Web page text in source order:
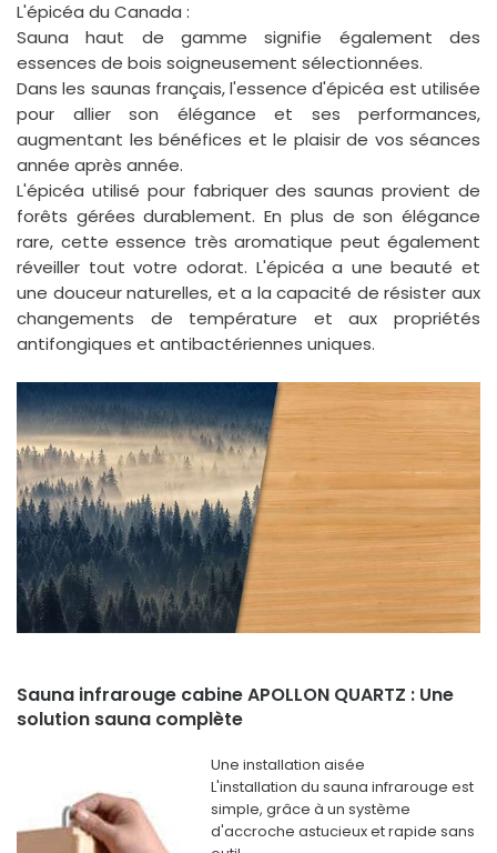
L'épicéa du Canada :
Sauna haut de gamme signifie également des
essences de bois soigneusement sélectionnées.
Dans les saunas français, l'essence d'épicéa est utilisée
pour allier son élégance et ses performances,
augmentant les bénéfices et le plaisir de vos séances
année après année.
L'épicéa utilisé pour fabriquer des saunas provient de
forêts gérées durablement. En plus de son élégance
rare, cette essence très aromatique peut également
réveiller tout votre odorat. L'épicéa a une beauté et
une douceur naturelles, et a la capacité de résister aux
changements de température et aux propriétés
antifongiques et antibactériennes uniques.
Sauna infrarouge cabine APOLLON QUARTZ : Une
solution sauna complète
Une installation aisée
L'installation du sauna infrarouge est
simple, grâce à un système
d'accroche astucieux et rapide sans